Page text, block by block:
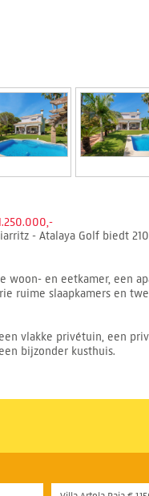
- Atalaya Golf biedt
woon- en eetkamer, een
ruime slaapkamers en
vlakke privétuin, een
bijzonder kusthuis.